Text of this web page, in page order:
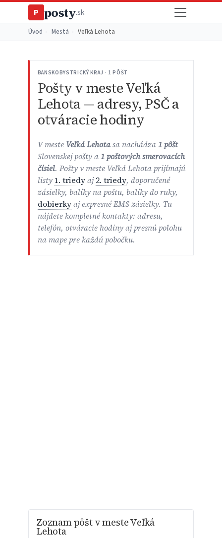
P posty.sk
Úvod Mestá Veľká Lehota
BANSKOBYSTRICKÝ KRAJ · 1 PÔŠT
Pošty v meste Veľká
Lehota — adresy, PSČ a
otváracie hodiny
V meste Veľká Lehotasa nachádza1 pôšt
Slovenskej pošty a1 poštových smerovacích
čísiel. Pošty v meste Veľká Lehota prijímajú
listy 1. triedyaj2. triedy, doporučené
zásielky, balíky na poštu, balíky do ruky,
dobierkyaj expresné EMS zásielky. Tu
nájdete kompletné kontakty: adresu,
telefón, otváracie hodiny aj presnú polohu
na mape pre každú pobočku.
Zoznam pôšt v meste Veľká
Lehota